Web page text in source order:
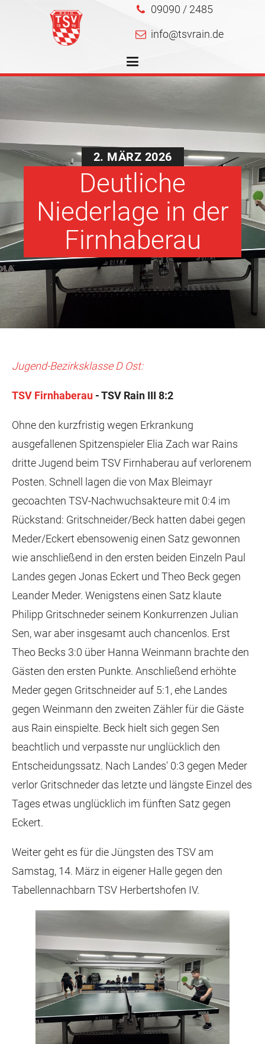
09090 / 2485
info@tsvrain.de
2. MÄRZ 2026
Deutliche
Niederlage in der
Firnhaberau
Jugend-Bezirksklasse D Ost:
TSV Firnhaberau - TSV Rain III 8:2
Ohne den kurzfristig wegen Erkrankung
ausgefallenen Spitzenspieler Elia Zach war Rains
dritte Jugend beim TSV Firnhaberau auf verlorenem
Posten. Schnell lagen die von Max Bleimayr
gecoachten TSV-Nachwuchsakteure mit 0:4 im
Rückstand: Gritschneider/Beck hatten dabei gegen
Meder/Eckert ebensowenig einen Satz gewonnen
wie anschließend in den ersten beiden Einzeln Paul
Landes gegen Jonas Eckert und Theo Beck gegen
Leander Meder. Wenigstens einen Satz klaute
Philipp Gritschneder seinem Konkurrenzen Julian
Sen, war aber insgesamt auch chancenlos. Erst
Theo Becks 3:0 über Hanna Weinmann brachte den
Gästen den ersten Punkte. Anschließend erhöhte
Meder gegen Gritschneider auf 5:1, ehe Landes
gegen Weinmann den zweiten Zähler für die Gäste
aus Rain einspielte. Beck hielt sich gegen Sen
beachtlich und verpasste nur unglücklich den
Entscheidungssatz. Nach Landes' 0:3 gegen Meder
verlor Gritschneder das letzte und längste Einzel des
Tages etwas unglücklich im fünften Satz gegen
Eckert.
Weiter geht es für die Jüngsten des TSV am
Samstag, 14. März in eigener Halle gegen den
Tabellennachbarn TSV Herbertshofen IV.